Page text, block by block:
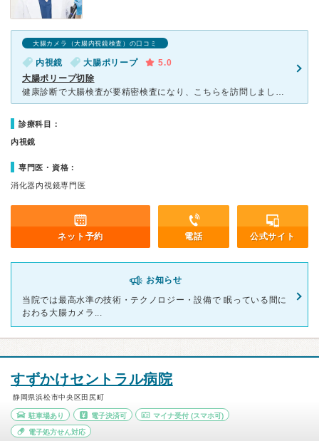
大腸カメラ（大腸内視鏡検査）の口コミ
内視鏡 大腸ポリープ
5.0
大腸ポリープ切除
健康診断で大腸検査が要精密検査になり、こちらを訪問しました。総合病院だと受診前1ヶ月ほど待たされますが、こちらはすぐに受診でき、大腸内視鏡検査の予約もスムーズに取れました。 当日は完全個室でテレビを
診療科目：
内視鏡
専門医・資格：
消化器内視鏡専門医
ネット予約 電話 公式サイト
お知らせ
当院では最高水準の技術・テクノロジー・設備で 眠っている間に
おわる大腸カメラ...
すずかけセントラル病院
静岡県浜松市中央区田尻町
駐車場あり 電子決済可 マイナ受付 (スマホ可)
電子処方せん対応